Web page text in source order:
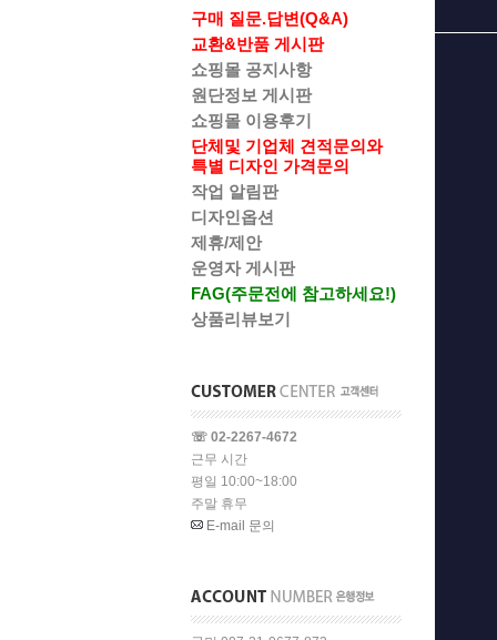
구매 질문.답변(Q&A)
교환&반품 게시판
쇼핑몰 공지사항
원단정보 게시판
쇼핑몰 이용후기
단체및 기업체 견적문의와
특별 디자인 가격문의
작업 알림판
디자인옵션
제휴/제안
운영자 게시판
FAG(주문전에 참고하세요!)
상품리뷰보기
☏ 02-2267-4672
근무 시간
평일 10:00~18:00
주말 휴무
E-mail 문의